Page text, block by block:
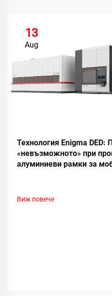
13
Aug
Технология Enigma DED:
«невъзможното» при
алуминиеви рамки за
Виж повече